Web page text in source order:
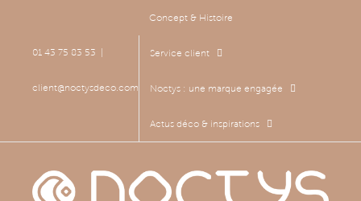
contenu01 43 75 83 53
client@noctysdeco.com
Concept & Histoire
Service client
Noctys : une marque engagée
Actus déco & inspirations